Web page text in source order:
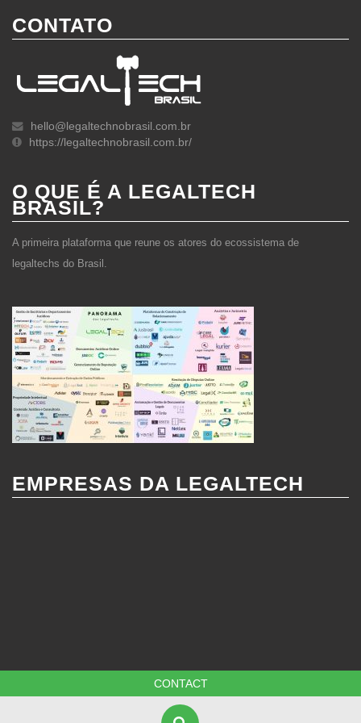
CONTATO
hello@legaltechnobrasil.com.br
https://legaltechnobrasil.com.br/
O QUE É A LEGALTECH
BRASIL?
A primeira plataforma que reune os atores do ecossistema de
legaltechs do Brasil.
EMPRESAS DA LEGALTECH
CONTACT